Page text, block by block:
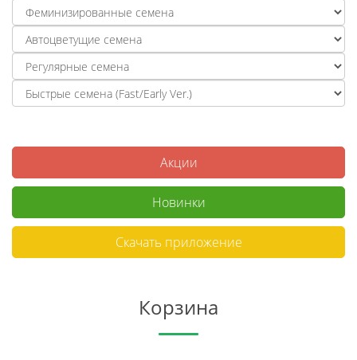
Акции
Новинки
Скачать приложение
Корзина